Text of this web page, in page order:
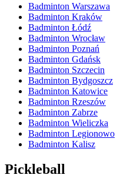
Badminton Warszawa
Badminton Kraków
Badminton Łódź
Badminton Wrocław
Badminton Poznań
Badminton Gdańsk
Badminton Szczecin
Badminton Bydgoszcz
Badminton Katowice
Badminton Rzeszów
Badminton Zabrze
Badminton Wieliczka
Badminton Legionowo
Badminton Kalisz
Pickleball